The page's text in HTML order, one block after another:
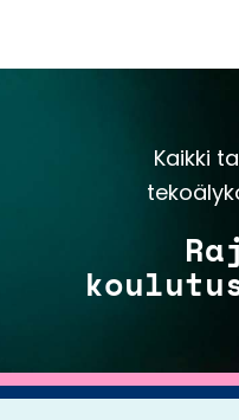
Kaikki